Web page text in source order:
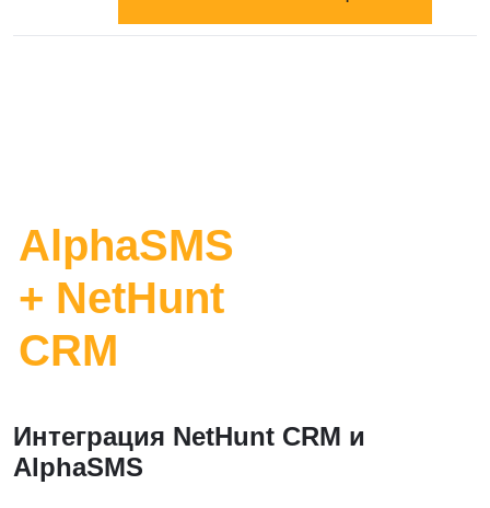
AlphaSMS
+ NetHunt
CRM
Интеграция NetHunt CRM и
AlphaSMS